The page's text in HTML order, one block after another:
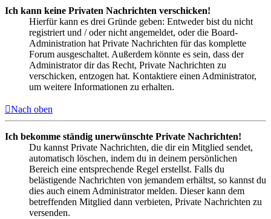
Ich kann keine Privaten Nachrichten verschicken!
Hierfür kann es drei Gründe geben: Entweder bist du nicht
registriert und / oder nicht angemeldet, oder die Board-
Administration hat Private Nachrichten für das komplette
Forum ausgeschaltet. Außerdem könnte es sein, dass der
Administrator dir das Recht, Private Nachrichten zu
verschicken, entzogen hat. Kontaktiere einen Administrator,
um weitere Informationen zu erhalten.
Nach oben
Ich bekomme ständig unerwünschte Private Nachrichten!
Du kannst Private Nachrichten, die dir ein Mitglied sendet,
automatisch löschen, indem du in deinem persönlichen
Bereich eine entsprechende Regel erstellst. Falls du
belästigende Nachrichten von jemandem erhältst, so kannst du
dies auch einem Administrator melden. Dieser kann dem
betreffenden Mitglied dann verbieten, Private Nachrichten zu
versenden.